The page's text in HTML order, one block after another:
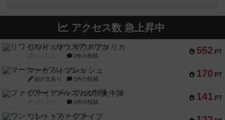
アクセス数 急上昇中
552 PT
リワイルド：サウスアメリカ
2件の投稿
170 PT
マーケットフレッシュ
紹介文あり 1件の投稿
141 PT
ファイアー・ブルズ / 火牛陣
1件の投稿
ワン・トゥ・ファイブ